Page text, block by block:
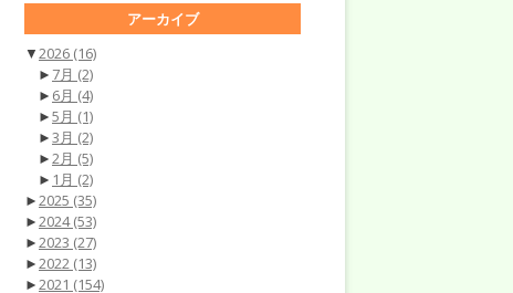
アーカイブ
▼2026 (16)
► 7月 (2)
► 6月 (4)
►5月 (1)
►3月 (2)
►2月 (5)
► 1月 (2)
►2025 (35)
►2024(53)
►2023 (27)
►2022 (13)
►2021 (154)